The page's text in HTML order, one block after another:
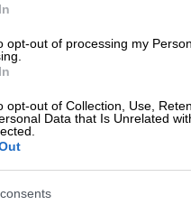
opt-out of processing my
opt-out of Collection, Use,
Data that Is Unrelated
«Τώρα αρχίζει
αγώνας»,
πανελλαδικά -
κινήσεις